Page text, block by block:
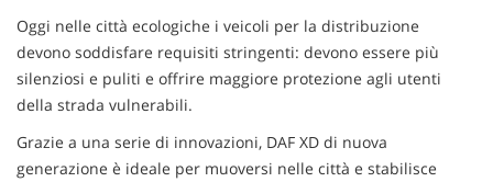
Oggi nelle città ecologiche i veicoli per la distribuzione
devono soddisfare requisiti stringenti: devono essere più
silenziosi e puliti e offrire maggiore protezione agli utenti
della strada vulnerabili.
Grazie a una serie di innovazioni, DAF XD di nuova
generazione è ideale per muoversi nelle città e stabilisce